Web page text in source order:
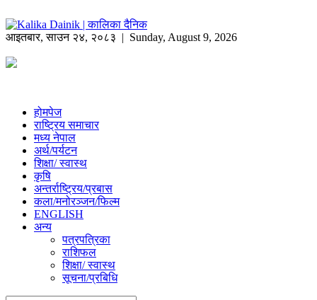
आइतबार,साउन २४, २०८३ | Sunday, August 9, 2026
होमपेज
राष्ट्रिय समाचार
मध्य नेपाल
अर्थ/पर्यटन
शिक्षा/ स्वास्थ
कृषि
अन्तर्राष्ट्रिय/प्रबास
कला/मनोरञ्जन/फिल्म
ENGLISH
अन्य
पत्रपत्रिका
राशिफल
शिक्षा/ स्वास्थ
सूचना/प्रबिधि